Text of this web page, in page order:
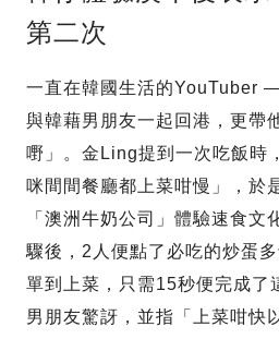
第二次
一直在韓國生活的YouTuber
與韓藉男朋友一起回港，更帶
嘢」。金Ling提到一次吃飯時
咪間間餐廳都上菜咁慢」，於
「澳洲牛奶公司」體驗速食文
驟後，2人便點了必吃的炒蛋
單到上菜，只需15秒便完成了
男朋友驚訝，並指「上菜咁快